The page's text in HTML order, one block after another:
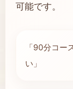
可能です。
「90分コー
い」